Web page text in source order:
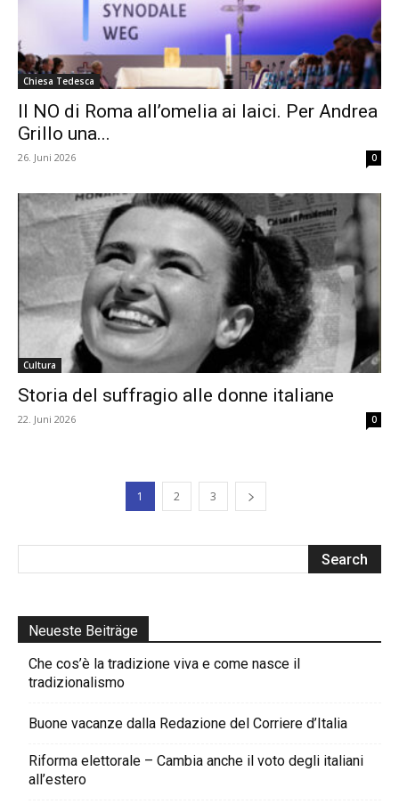
Chiesa Tedesca
Il NO di Roma all’omelia ai laici. Per Andrea
Grillo una...
26. Juni 2026 0
Cultura
Storia del suffragio alle donne italiane
22. Juni 2026 0
1 2 3
Neueste Beiträge
Che cos’è la tradizione viva e come nasce il
tradizionalismo
Buone vacanze dalla Redazione del Corriere d’Italia
Riforma elettorale – Cambia anche il voto degli italiani
all’estero